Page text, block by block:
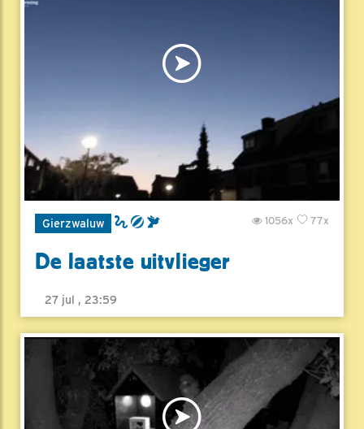
Gierzwaluw 77x
1056x
De laatste uitvlieger
27 jul , 23:59